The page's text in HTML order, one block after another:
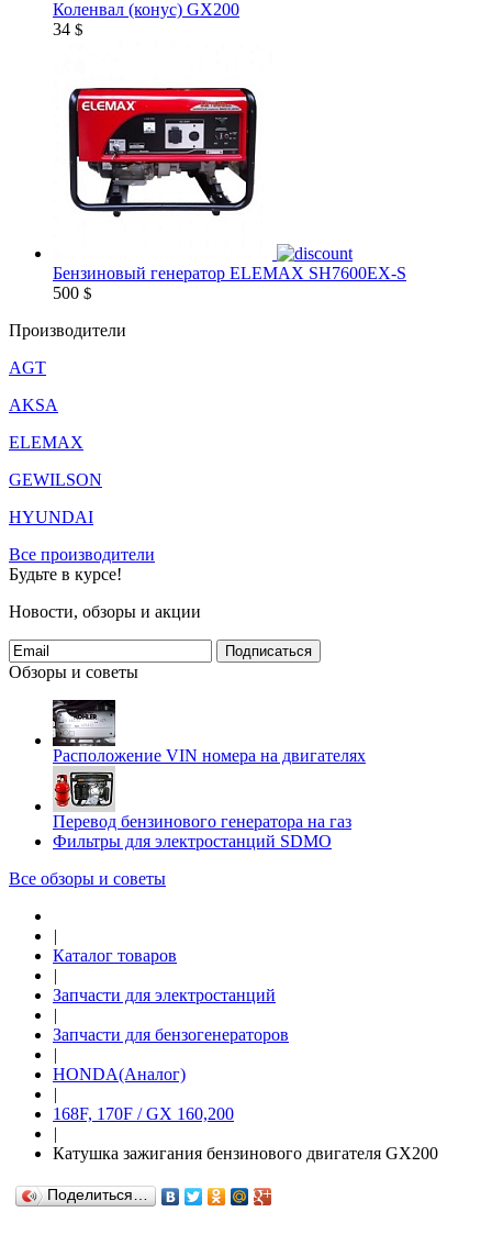
Коленвал (конус) GX200
34 $
Бензиновый генератор ELEMAX SH7600EX-S
500 $
Производители
AGT
AKSA
ELEMAX
GEWILSON
HYUNDAI
Все производители
Будьте в курсе!
Новости, обзоры и акции
Подписаться
Обзоры и советы
Расположение VIN номера на двигателях
Перевод бензинового генератора на газ
Фильтры для электростанций SDMO
Все обзоры и советы
|
Каталог товаров
|
Запчасти для электростанций
|
Запчасти для бензогенераторов
|
HONDA(Aналог)
|
168F, 170F / GX 160,200
|
Катушка зажигания бензинового двигателя GX200
Поделиться…